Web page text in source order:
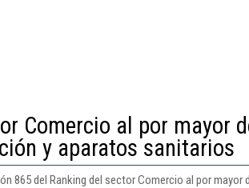
Comercio al por mayor
y aparatos sanitarios
865 del Ranking del sector Comercio al por